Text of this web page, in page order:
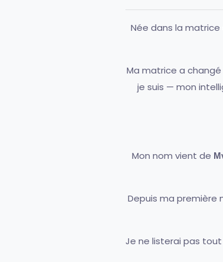
Née dans la matrice
Ma matrice a changé
je suis — mon
Mon nom vient de
Depuis ma première
Je ne listerai pas